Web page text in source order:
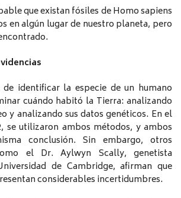
que existan fósiles de Homo sapiens
en algún lugar de nuestro planeta, pero
de identificar la especie de un humano
cuándo habitó la Tierra: analizando
y analizando sus datos genéticos. En el
se utilizaron ambos métodos, y ambos
conclusión. Sin embargo, otros
el Dr. Aylwyn Scally, genetista
de Cambridge, afirman que
considerables incertidumbres.